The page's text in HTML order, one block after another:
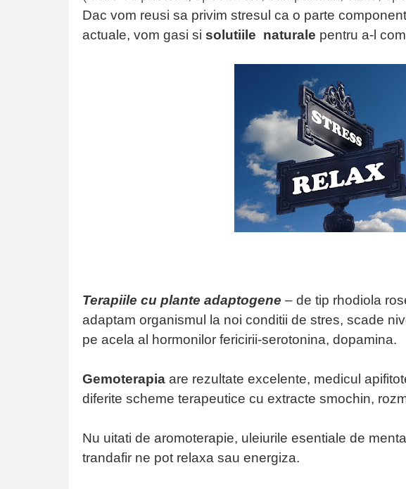
Dac vom reusi sa privim stresul ca o parte
actuale, vom gasi si solutiile naturale pentru a-l
Terapiile cu plante adaptogene – de tip rhodiola
adaptam organismul la noi conditii de stres, scade
pe acela al hormonilor fericirii-serotonina, dopamina.
Gemoterapia are rezultate excelente, medicul
diferite scheme terapeutice cu extracte smochin,
Nu uitati de aromoterapie, uleiurile esentiale de
trandafir ne pot relaxa sau energiza.